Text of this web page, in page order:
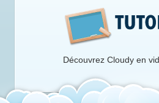
Découvrez Cloudy en